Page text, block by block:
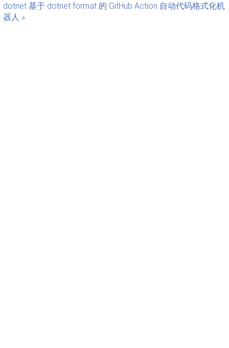
dotnet 基于 dotnet format 的 GitHub Action 自动代码格式化机
器人 »